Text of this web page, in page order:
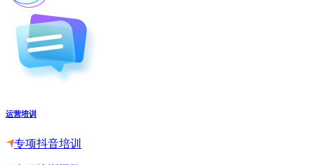
运营培训
专项抖音培训